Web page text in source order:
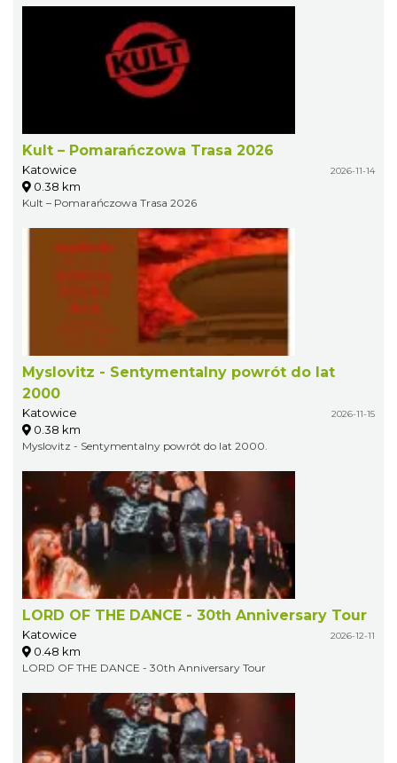
Kult – Pomarańczowa Trasa 2026
Katowice 2026-11-14
0.38 km
Kult – Pomarańczowa Trasa 2026
Myslovitz - Sentymentalny powrót do lat
2000
Katowice 2026-11-15
0.38 km
Myslovitz - Sentymentalny powrót do lat 2000.
LORD OF THE DANCE - 30th Anniversary Tour
Katowice 2026-12-11
0.48 km
LORD OF THE DANCE - 30th Anniversary Tour